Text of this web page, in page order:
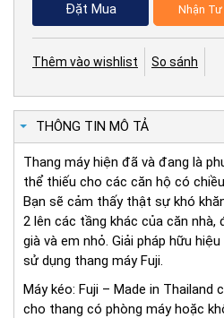
Đặt Mua Nhận Tư
Thêm vào wishlist So sánh
THÔNG TIN MÔ TẢ
Thang máy hiện đã và đang là
thể thiếu cho các căn hộ có
Bạn sẽ cảm thấy thật sự khó
2 lên các tầng khác của căn
già và em nhỏ. Giải pháp hữu
sử dụng thang máy Fuji.
Máy kéo: Fuji – Made in Thailand
cho thang có phòng máy hoặc